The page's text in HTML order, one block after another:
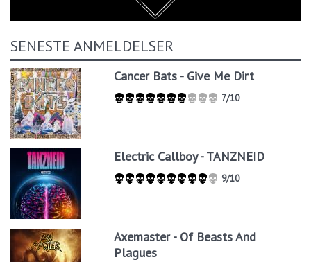
SENESTE ANMELDELSER
Cancer Bats - Give Me Dirt
7/10
Electric Callboy - TANZNEID
9/10
Axemaster - Of Beasts And
Plagues